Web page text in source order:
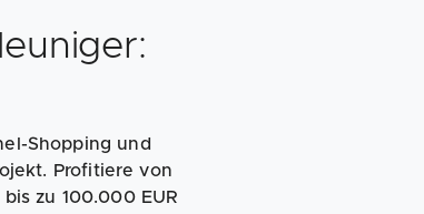
Shopping und
Profitiere von
zu 100.000 EUR